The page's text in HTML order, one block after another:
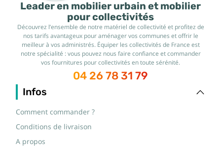
Leader en mobilier urbain et mobilier
pour collectivités
Découvrez l’ensemble de notre matériel de collectivité et profitez de
nos tarifs avantageux pour aménager vos communes et offrir le
meilleur à vos administrés. Équiper les collectivités de France est
notre spécialité : vous pouvez nous faire confiance et commander
vos fournitures pour collectivités en toute sérénité.
04 26 78 31 79
Infos
Comment commander ?
Conditions de livraison
A propos